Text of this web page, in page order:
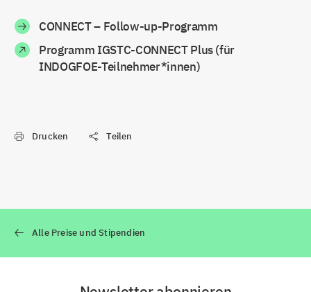
CONNECT – Follow-up-Programm
Programm IGSTC-CONNECT Plus (für
INDOGFOE-Teilnehmer*innen)
Drucken Teilen
Alle Preise und Stipendien